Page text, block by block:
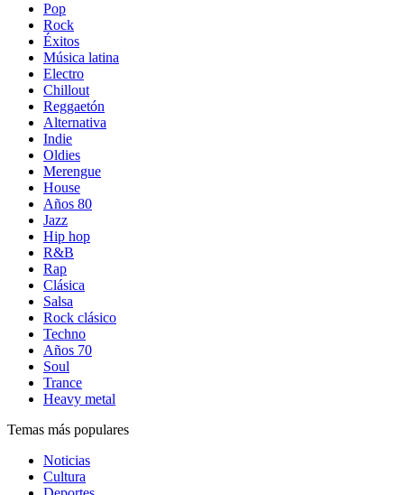
Pop
Rock
Éxitos
Música latina
Electro
Chillout
Reggaetón
Alternativa
Indie
Oldies
Merengue
House
Años 80
Jazz
Hip hop
R&B
Rap
Clásica
Salsa
Rock clásico
Techno
Años 70
Soul
Trance
Heavy metal
Temas más populares
Noticias
Cultura